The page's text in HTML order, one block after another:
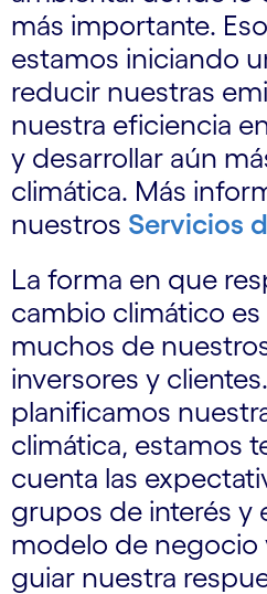
más importante.
estamos iniciando
reducir nuestras
nuestra eficiencia
y desarrollar aún
climática. Más
nuestros Servicios
La forma en que
cambio climático
muchos de
inversores y
planificamos
climática, estamos
cuenta las
grupos de interés y
modelo de negocio
guiar nuestra